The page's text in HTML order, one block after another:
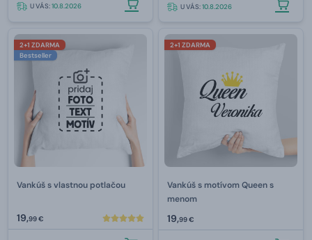
U VÁS:10.8.2026 U VÁS:10.8.2026
2+1 ZDARMA
Bestseller
Vankúš s vlastnou potlačou
19,99 €
2+1 ZDARMA
Vankúš s motívom Queen s
menom
19,99 €